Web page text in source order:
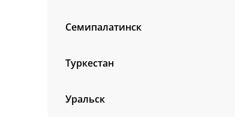
Семипалатинск
Туркестан
Уральск